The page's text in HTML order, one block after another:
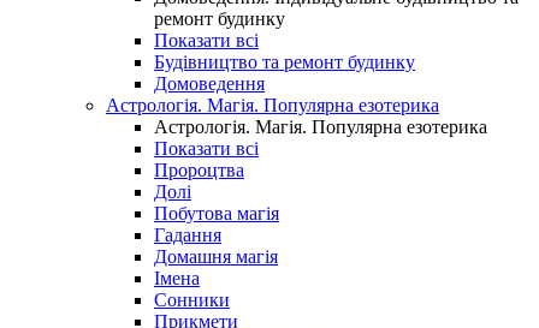
ремонт будинку
Показати всі
Будівництво та ремонт будинку
Домоведення
Астрологія. Магія. Популярна езотерика
Астрологія. Магія. Популярна езотерика
Показати всі
Пророцтва
Долі
Побутова магія
Гадання
Домашня магія
Імена
Сонники
Прикмети